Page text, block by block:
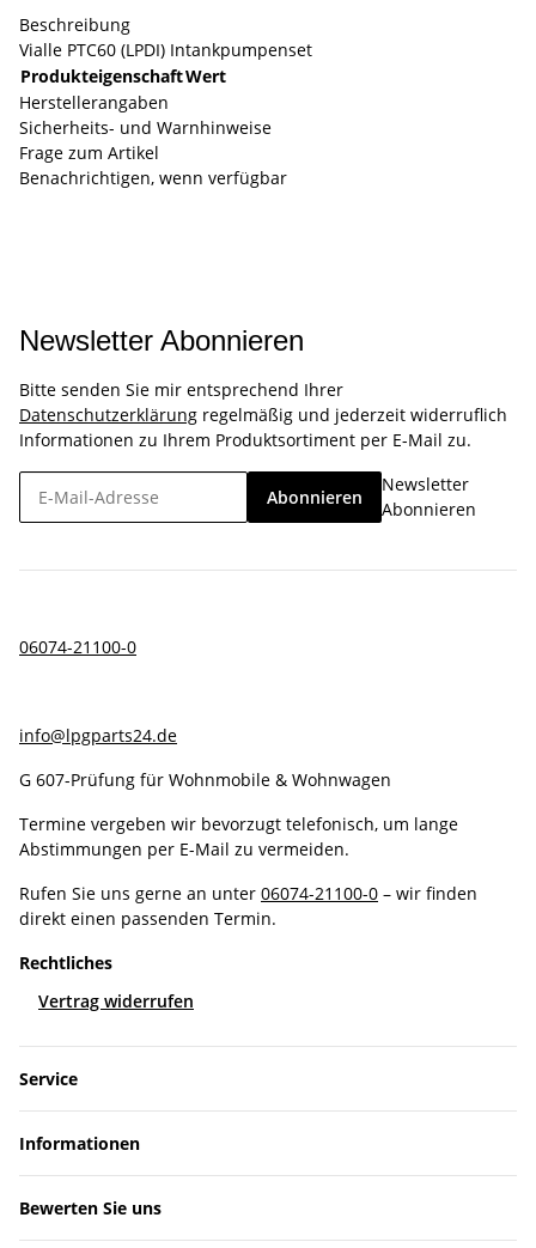
Beschreibung
Vialle PTC60 (LPDI) Intankpumpenset
ProdukteigenschaftWert
Herstellerangaben
Sicherheits- und Warnhinweise
Frage zum Artikel
Benachrichtigen, wenn verfügbar
Newsletter Abonnieren
Bitte senden Sie mir entsprechend Ihrer
Datenschutzerklärung regelmäßig und jederzeit widerruflich
Informationen zu Ihrem Produktsortiment per E-Mail zu.
Abonnieren
Newsletter
Abonnieren
06074-21100-0
info@lpgparts24.de
G 607-Prüfung für Wohnmobile & Wohnwagen
Termine vergeben wir bevorzugt telefonisch, um lange
Abstimmungen per E-Mail zu vermeiden.
Rufen Sie uns gerne an unter 06074-21100-0 – wir finden
direkt einen passenden Termin.
Rechtliches
Vertrag widerrufen
Service
Informationen
Bewerten Sie uns